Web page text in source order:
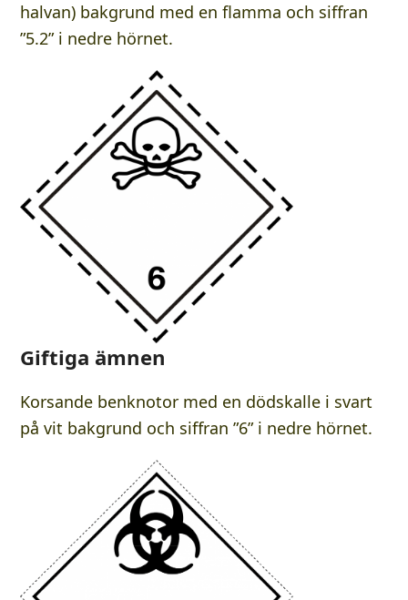
halvan) bakgrund med en flamma och siffran
”5.2” i nedre hörnet.
Giftiga ämnen
Korsande benknotor med en dödskalle i svart
på vit bakgrund och siffran ”6” i nedre hörnet.